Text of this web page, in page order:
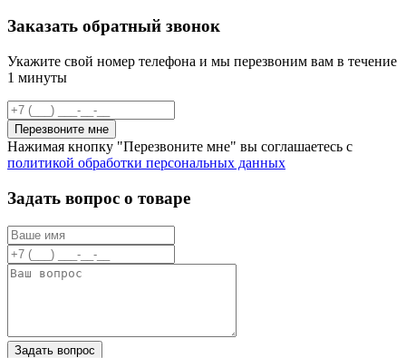
Заказать обратный звонок
Укажите свой номер телефона и мы перезвоним вам в течение
1 минуты
Перезвоните мне
Нажимая кнопку "Перезвоните мне" вы соглашаетесь с
политикой обработки персональных данных
Задать вопрос о товаре
Задать вопрос